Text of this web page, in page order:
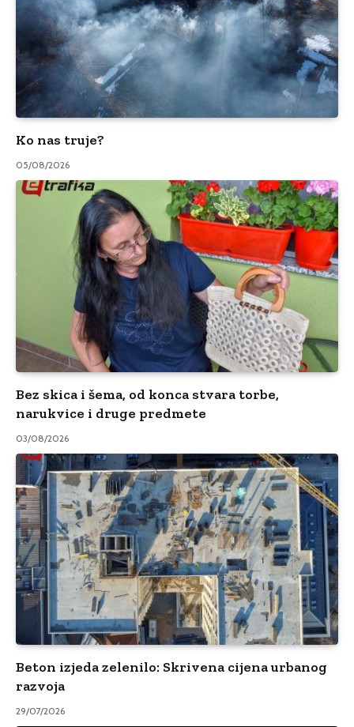
Ko nas truje?
05/08/2026
Bez skica i šema, od konca stvara torbe,
narukvice i druge predmete
03/08/2026
Beton izjeda zelenilo: Skrivena cijena urbanog
razvoja
29/07/2026